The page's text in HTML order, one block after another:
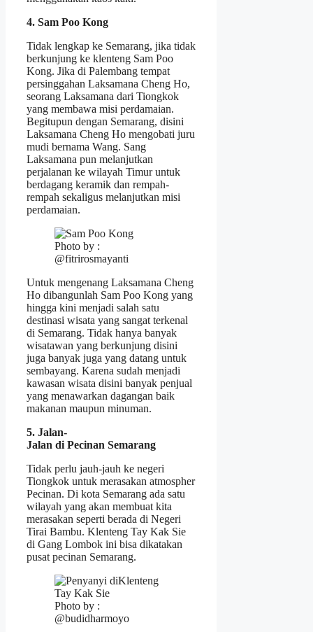
4. Sam Poo Kong
Tidak lengkap ke Semarang, jika tidak
berkunjung ke klenteng Sam Poo
Kong. Jika di Palembang tempat
persinggahan Laksamana Cheng Ho,
seorang Laksamana dari Tiongkok
yang membawa misi perdamaian.
Begitupun dengan Semarang, disini
Laksamana Cheng Ho mengobati juru
mudi bernama Wang. Sang
Laksamana pun melanjutkan
perjalanan ke wilayah Timur untuk
berdagang keramik dan rempah-
rempah sekaligus melanjutkan misi
perdamaian.
Photo by :
@fitrirosmayanti
Untuk mengenang Laksamana Cheng
Ho dibangunlah Sam Poo Kong yang
hingga kini menjadi salah satu
destinasi wisata yang sangat terkenal
di Semarang. Tidak hanya banyak
wisatawan yang berkunjung disini
juga banyak juga yang datang untuk
sembayang. Karena sudah menjadi
kawasan wisata disini banyak penjual
yang menawarkan dagangan baik
makanan maupun minuman.
5. Jalan-
Jalan di Pecinan Semarang
Tidak perlu jauh-jauh ke negeri
Tiongkok untuk merasakan atmospher
Pecinan. Di kota Semarang ada satu
wilayah yang akan membuat kita
merasakan seperti berada di Negeri
Tirai Bambu. Klenteng Tay Kak Sie
di Gang Lombok ini bisa dikatakan
pusat pecinan Semarang.
Photo by :
@budidharmoyo